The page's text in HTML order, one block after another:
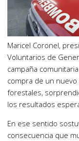
Maricel Coronel,
Voluntarios de
campaña
compra de un
forestales,
los resultados
En ese sentido
consecuencia que